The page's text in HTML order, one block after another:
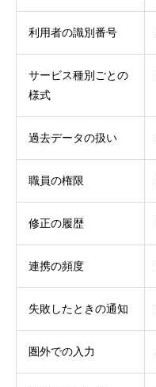
利用者の識別番号
サービス種別ごとの
様式
過去データの扱い
職員の権限
修正の履歴
連携の頻度
失敗したときの通知
圏外での入力